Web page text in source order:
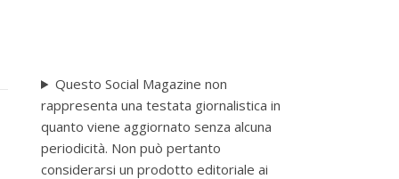
Questo Social Magazine non
rappresenta una testata giornalistica in
quanto viene aggiornato senza alcuna
periodicità. Non può pertanto
considerarsi un prodotto editoriale ai